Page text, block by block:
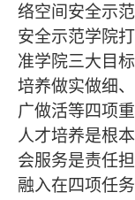
络空间安全示
安全示范学院打
准学院三大目
培养做实做细
广做活等四项
人才培养是根
会服务是责任
融入在四项任